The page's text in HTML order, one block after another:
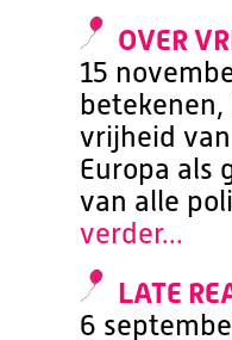
OVER
15
vrijheid
Europa als
van alle
verder...
LATE
6